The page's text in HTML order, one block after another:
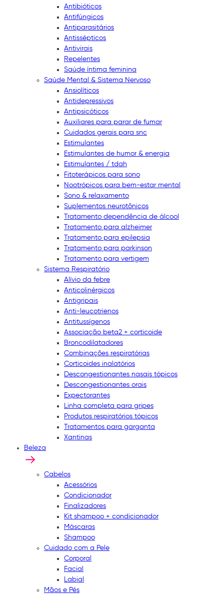
Antibióticos
Antifúngicos
Antiparasitários
Antissépticos
Antivirais
Repelentes
Saúde íntima feminina
Saúde Mental & Sistema Nervoso
Ansiolíticos
Antidepressivos
Antipsicóticos
Auxiliares para parar de fumar
Cuidados gerais para snc
Estimulantes
Estimulantes de humor & energia
Estimulantes / tdah
Fitoterápicos para sono
Nootrópicos para bem-estar mental
Sono & relaxamento
Suplementos neurotônicos
Tratamento dependência de álcool
Tratamento para alzheimer
Tratamento para epilepsia
Tratamento para parkinson
Tratamento para vertigem
Sistema Respiratório
Alívio da febre
Anticolinérgicos
Antigripais
Anti-leucotrienos
Antitussígenos
Associação beta2 + corticoide
Broncodilatadores
Combinações respiratórias
Corticoides inalatórios
Descongestionantes nasais tópicos
Descongestionantes orais
Expectorantes
Linha completa para gripes
Produtos respiratórios tópicos
Tratamentos para garganta
Xantinas
Beleza
Cabelos
Acessórios
Condicionador
Finalizadores
Kit shampoo + condicionador
Máscaras
Shampoo
Cuidado com a Pele
Corporal
Facial
Labial
Mãos e Pés